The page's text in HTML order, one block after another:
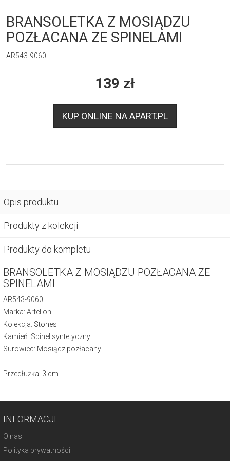
BRANSOLETKA Z MOSIĄDZU
POZŁACANA ZE SPINELAMI
AR543-9060
139 zł
KUP ONLINE NA APART.PL
Opis produktu
Produkty z kolekcji
Produkty do kompletu
BRANSOLETKA Z MOSIĄDZU POZŁACANA ZE
SPINELAMI
AR543-9060
Marka: Artelioni
Kolekcja: Stones
Kamień: Spinel syntetyczny
Surowiec: Mosiądz pozłacany
Przedłużka: 3 cm
INFORMACJE
O nas
Polityka prywatności